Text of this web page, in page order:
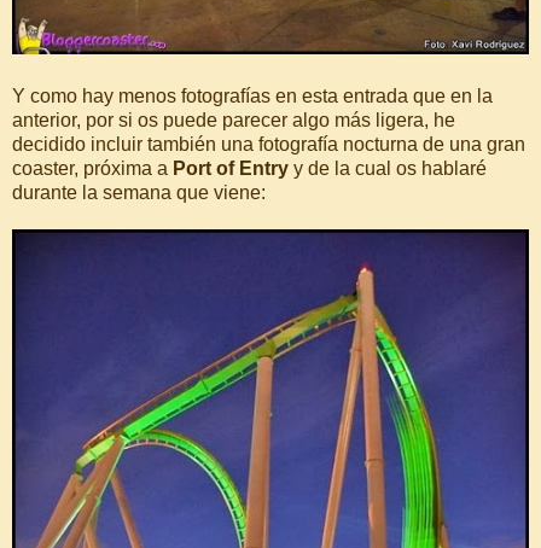
Y como hay menos fotografías en esta entrada que en la
anterior, por si os puede parecer algo más ligera, he
decidido incluir también una fotografía nocturna de una gran
coaster, próxima a Port of Entry y de la cual os hablaré
durante la semana que viene: